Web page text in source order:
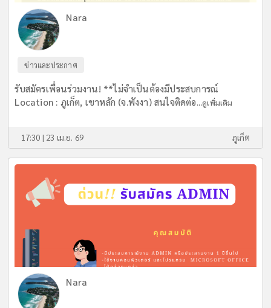
Nara
ข่าวและประกาศ
รับสมัครเพื่อนร่วมงาน! **ไม่จำเป็นต้องมีประสบการณ์
Location : ภูเก็ต, เขาหลัก (จ.พังงา) สนใจติดต่อ...ดูเพิ่มเติม
17:30 | 23 เม.ย. 69 ภูเก็ต
Nara